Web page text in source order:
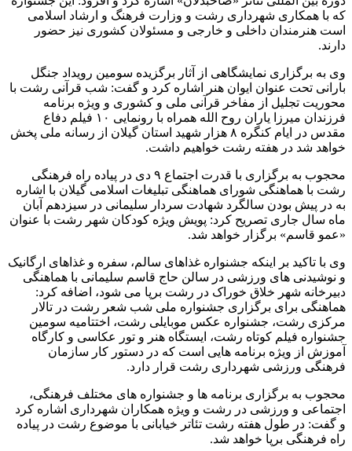
که با همکاری شهرداری رشت و وزارت فرهنگ و ارشاد اسلامی
است هنرمندان داخلی و خارجی و مسئولان کشوری نیز حضور
دارند.
وی به برگزاری نمایشگاهی از آثار برگزیده سومین رویداد جنگل
بارانی تحت عنوان ایوان هنر اشاره کرد و گفت: شب قرآنی رشت با
محوریت تجلیل از مفاخر قرآنی ملی و کشوری و ویژه برنامه
فرزندان میرزا یاران روح الله همراه با رونمایی ۱۰ فیلم دفاع
مقدس در ایام کنگره ۸ هزار شهید استان گیلان از رسانه ملی پخش
خواهد شد در هفته رشت خواهیم داشت.
محجوب به برگزاری با قدرت اجتماع ۹ دی در پیاده راه فرهنگی
رشت با هماهنگی شورای هماهنگی تبلیغات اسلامی گیلان با اشاره
به در پیش بودن سالگرد شهادت سردار سلیمانی در سیزدهم آبان
ماه سال جاری تصریح کرد: پویش ویژه کودکان شهر رشت با عنوان
«عمو قاسم» برگزار خواهد شد.
وی با تاکید بر اینکه جشنواره غذاهای سالم، سفره و غذاهای ارگانیک
و نوشیدنی های ورزشی در سالن حاج قاسم سلیمانی با هماهنگی
دبیرخانه شهر خلاق خوراک در رشت برپا می شود، اضافه کرد:
هماهنگی برای برگزاری جشنواره ملی شب شعر رشت در تالار
مرکزی رشت، جشنواره عکس موبایلی رشت، اختتامیه سومین
جشنواره فیلم کوتاه رشت، ایستگاه هنر و تور عکاسی و کارگاه
آموزش از ویژه برنامه هایی است که در دستور کار سازمان
فرهنگی ورزشی شهرداری رشت قرار دارد.
محجوب به برگزاری برنامه ها و جشنواره های مختلف فرهنگی،
اجتماعی و ورزشی در رشت و ویژه همکاران شهرداری اشاره کرد
و گفت: در طول هفته رشت تئاتر خیابانی با موضوع رشت در پیاده
راه فرهنگی برپا خواهد شد.